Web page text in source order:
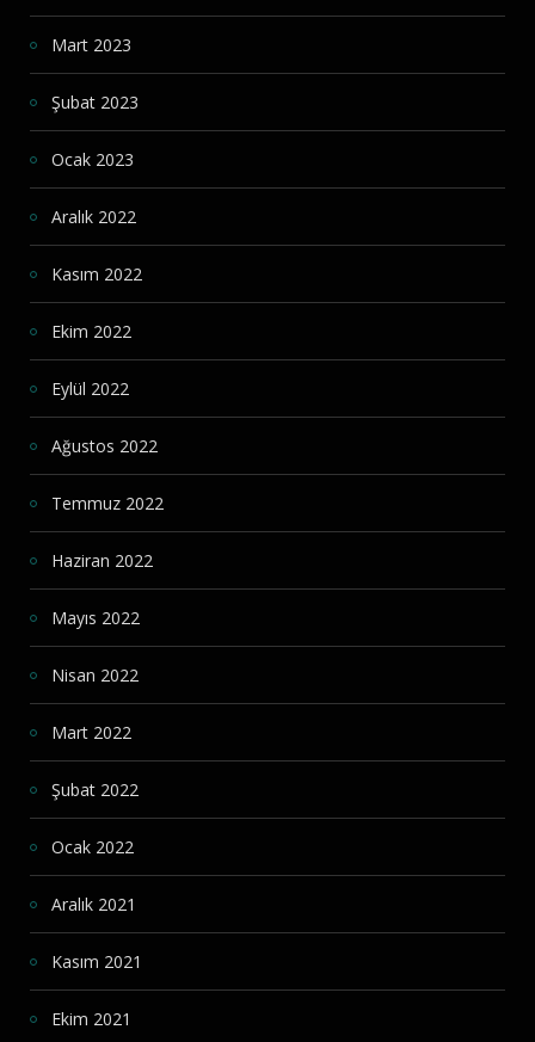
Mart 2023
Şubat 2023
Ocak 2023
Aralık 2022
Kasım 2022
Ekim 2022
Eylül 2022
Ağustos 2022
Temmuz 2022
Haziran 2022
Mayıs 2022
Nisan 2022
Mart 2022
Şubat 2022
Ocak 2022
Aralık 2021
Kasım 2021
Ekim 2021